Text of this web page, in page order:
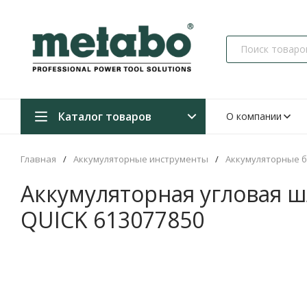
Каталог товаров О компании
Главная / Аккумуляторные инструменты / Аккумуляторные
Аккумуляторная угловая
QUICK 613077850